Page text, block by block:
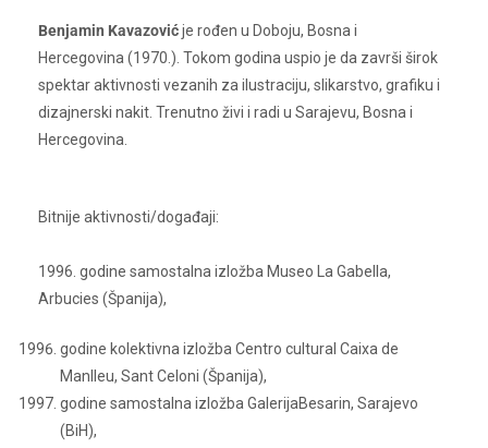
Benjamin Kavazovićje rođen u Doboju, Bosna i
Hercegovina (1970.). Tokom godina uspio je da završi širok
spektar aktivnosti vezanih za ilustraciju, slikarstvo, grafiku i
dizajnerski nakit. Trenutno živi i radi u Sarajevu, Bosna i
Hercegovina.
Bitnije aktivnosti/događaji:
1996. godine samostalna izložba Museo La Gabella,
Arbucies (Španija),
godine kolektivna izložba Centro cultural Caixa de
Manlleu, Sant Celoni (Španija),
godine samostalna izložba GalerijaBesarin, Sarajevo
(BiH),